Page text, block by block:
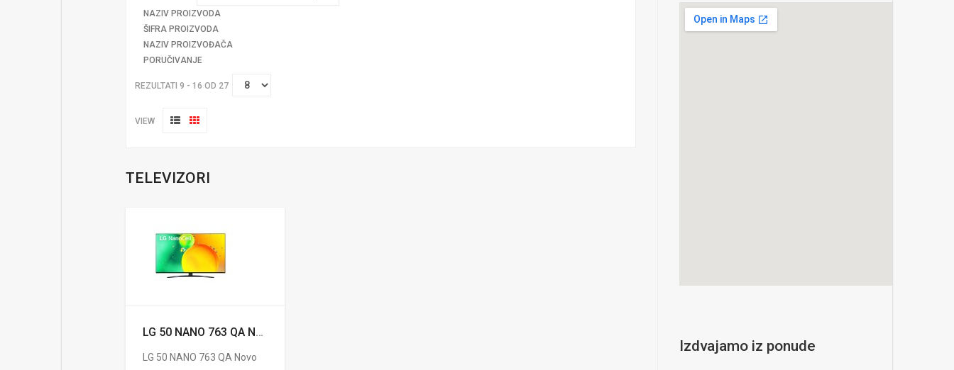
NAZIV PROIZVODA
ŠIFRA PROIZVODA
NAZIV PROIZVOĐAČA
PORUČIVANJE
REZULTATI 9 - 16 OD 27
VIEW
TELEVIZORI
LG 50 NANO 763 QA Novo
LG 50 NANO 763 QA Novo
Izdvajamo iz ponude